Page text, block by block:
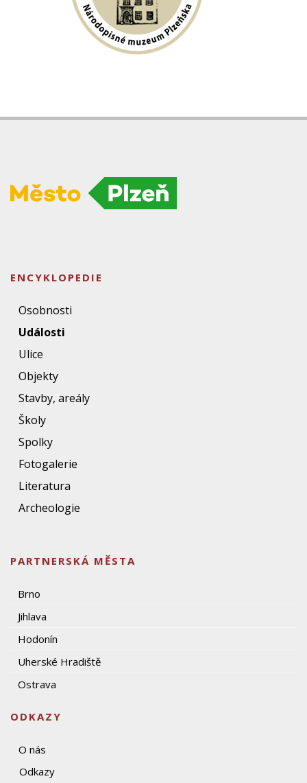
ENCYKLOPEDIE
Osobnosti
Události
Ulice
Objekty
Stavby, areály
Školy
Spolky
Fotogalerie
Literatura
Archeologie
PARTNERSKÁ MĚSTA
Brno
Jihlava
Hodonín
Uherské Hradiště
Ostrava
ODKAZY
O nás
Odkazy